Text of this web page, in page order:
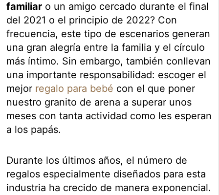
familiar o un amigo cercado durante el final
del 2021 o el principio de 2022? Con
frecuencia, este tipo de escenarios generan
una gran alegría entre la familia y el círculo
más íntimo. Sin embargo, también conllevan
una importante responsabilidad: escoger el
mejor regalo para bebé con el que poner
nuestro granito de arena a superar unos
meses con tanta actividad como les esperan
a los papás.
Durante los últimos años, el número de
regalos especialmente diseñados para esta
industria ha crecido de manera exponencial.